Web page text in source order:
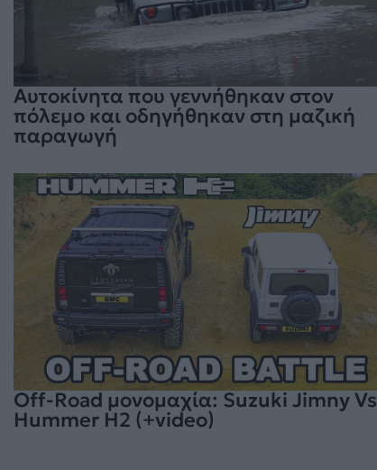
Αυτοκίνητα που γεννήθηκαν στον
πόλεμο και οδηγήθηκαν στη μαζική
παραγωγή
Off-Road μονομαχία: Suzuki Jimny Vs
Hummer H2 (+video)